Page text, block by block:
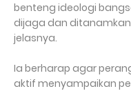
benteng ideologi
dijaga dan
jelasnya.
Ia berharap agar
aktif menyampaikan